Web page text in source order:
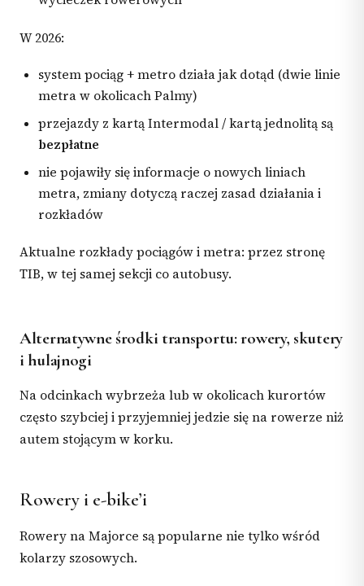
W 2026:
system pociąg + metro działa jak dotąd (dwie linie
metra w okolicach Palmy)
przejazdy z kartą Intermodal / kartą jednolitą są
bezpłatne
nie pojawiły się informacje o nowych liniach
metra, zmiany dotyczą raczej zasad działania i
rozkładów
Aktualne rozkłady pociągów i metra: przez stronę
TIB, w tej samej sekcji co autobusy.
Alternatywne środki transportu: rowery, skutery
i hulajnogi
Na odcinkach wybrzeża lub w okolicach kurortów
często szybciej i przyjemniej jedzie się na rowerze niż
autem stojącym w korku.
Rowery i e-bike’i
Rowery na Majorce są popularne nie tylko wśród
kolarzy szosowych.